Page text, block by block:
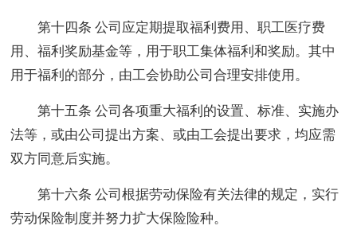
第十四条 公司应定期提取福利费用、职工医疗费
用、福利奖励基金等，用于职工集体福利和奖励。其中
用于福利的部分，由工会协助公司合理安排使用。
第十五条 公司各项重大福利的设置、标准、实施办
法等，或由公司提出方案、或由工会提出要求，均应需
双方同意后实施。
第十六条 公司根据劳动保险有关法律的规定，实行
劳动保险制度并努力扩大保险险种。